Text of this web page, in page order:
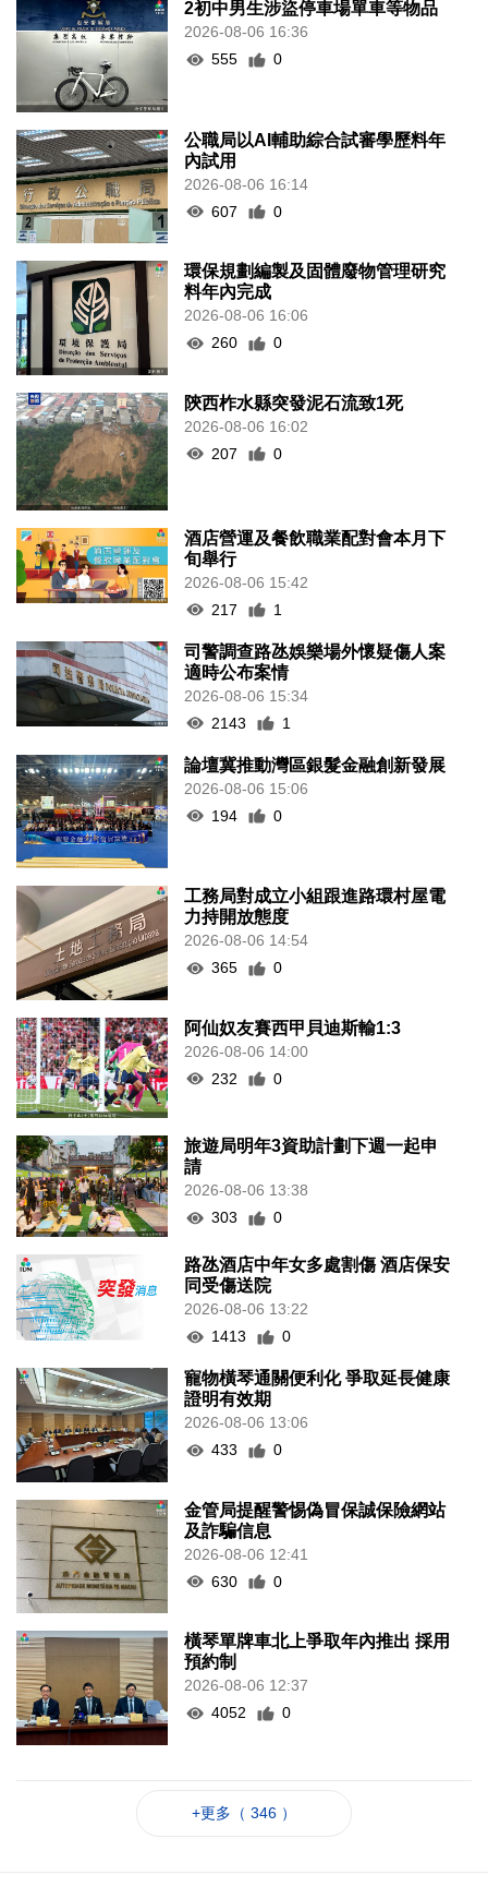
2初中男生涉盜停車場單車等物品
2026-08-06 16:36
555
0
公職局以AI輔助綜合試審學歷料年
內試用
2026-08-06 16:14
607
0
環保規劃編製及固體廢物管理研究
料年內完成
2026-08-06 16:06
260
0
陝西柞水縣突發泥石流致1死
2026-08-06 16:02
207
0
酒店營運及餐飲職業配對會本月下
旬舉行
2026-08-06 15:42
217
1
司警調查路氹娛樂場外懷疑傷人案
適時公布案情
2026-08-06 15:34
2143
1
論壇冀推動灣區銀髮金融創新發展
2026-08-06 15:06
194
0
工務局對成立小組跟進路環村屋電
力持開放態度
2026-08-06 14:54
365
0
阿仙奴友賽西甲貝迪斯輸1:3
2026-08-06 14:00
232
0
旅遊局明年3資助計劃下週一起申
請
2026-08-06 13:38
303
0
路氹酒店中年女多處割傷 酒店保安
同受傷送院
2026-08-06 13:22
1413
0
寵物橫琴通關便利化 爭取延長健康
證明有效期
2026-08-06 13:06
433
0
金管局提醒警惕偽冒保誠保險網站
及詐騙信息
2026-08-06 12:41
630
0
橫琴單牌車北上爭取年內推出 採用
預約制
2026-08-06 12:37
4052
0
+更多（ 346 ）